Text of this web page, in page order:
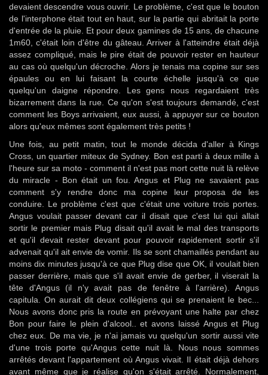
devaient descendre vous ouvrir. Le problème, c'est que le bouton
de l'interphone était tout en haut, sur la partie qui abritait la porte
d'entrée de la pluie. Et pour deux gamines de 15 ans, de chacune
1m60, c'était loin d'être du gâteau. Arriver à l'atteindre était déjà
assez compliqué, mais le pire était de pouvoir rester en hauteur
au cas où quelqu'un décroche. Alors je tenais ma copine sur ses
épaules ou en lui faisant la courte échelle jusqu'à ce que
quelqu'un daigne répondre. Les gens nous regardaient très
bizarrement dans la rue. Ce qu'on s'est toujours demandé, c'est
comment les Boys arrivaient, eux aussi, à appuyer sur ce bouton
alors qu'eux mêmes sont également très petits !
Une fois, au petit matin, tout le monde décida d'aller à Kings
Cross, un quartier miteux de Sydney. Bon est parti à deux mille à
l'heure sur sa moto - comment il n'est pas mort cette nuit là relève
du miracle - Bon était un fou. Angus et Plug ne savaient pas
comment s'y rendre donc ma copine leur proposa de les
conduire. Le problème c'est que c'était une voiture trois portes.
Angus voulait passer devant car il disait que c'est lui qui allait
sortir le premier mais Plug disait qu'il avait le mal des transports
et qu'il devait rester devant pour pouvoir rapidement sortir s'il
advenait qu'il ait envie de vomir. Ils se sont chamaillés pendant au
moins dix minutes jusqu'à ce que Plug dise que OK, il voulait bien
passer derrière, mais que s'il avait envie de gerber, il viserait la
tête d'Angus (il n'y avait pas de fenêtre à l'arrière). Angus
capitula. On aurait dit deux collégiens qui se prenaient le bec...
Nous avons donc pris la route en prévoyant une halte par chez
Bon pour faire le plein d'alcool.. et avons laissé Angus et Plug
chez eux. De ma vie, je n'ai jamais vu quelqu'un sortir aussi vite
d'une trois porte qu'Angus cette nuit là. Nous nous sommes
arrêtés devant l'appartement où Angus vivait. Il était déjà dehors
avant même que je réalise qu'on s'était arrêté. Normalement,